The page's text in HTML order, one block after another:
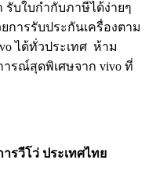
รับใบกำกับภาษีได้ง่ายๆ
ารรับประกันเครื่องตาม
ได้ทั่วประเทศ ️ ห้าม
รณ์สุดพิเศษจาก vivo ที่
รวีโว่ ประเทศไทย